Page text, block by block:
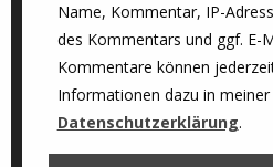
Name, Kommentar, IP-
des Kommentars und ggf. E-
Kommentare können
Informationen dazu in meiner
Datenschutzerklärung.